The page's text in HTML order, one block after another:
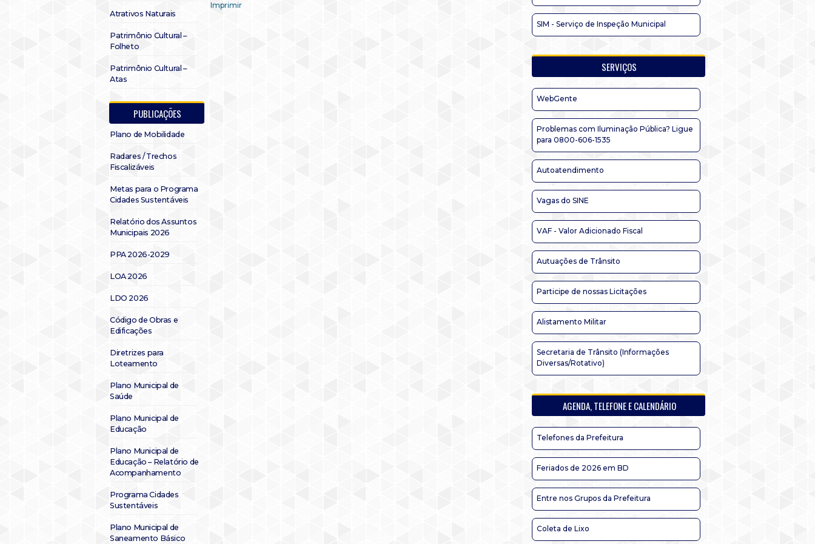
Atrativos Naturais
Patrimônio Cultural –
Folheto
Patrimônio Cultural –
Atas
PUBLICAÇÕES
Plano de Mobilidade
Radares / Trechos
Fiscalizáveis
Metas para o Programa
Cidades Sustentáveis
Relatório dos Assuntos
Municipais 2026
PPA 2026-2029
LOA 2026
LDO 2026
Código de Obras e
Edificações
Diretrizes para
Loteamento
Plano Municipal de
Saúde
Plano Municipal de
Educação
Plano Municipal de
Educação – Relatório de
Acompanhamento
Programa Cidades
Sustentáveis
Plano Municipal de
Saneamento Básico
Imprimir
SIM - Serviço de Inspeção Municipal
SERVIÇOS
WebGente
Problemas com Iluminação Pública? Ligue
para 0800-606-1535
Autoatendimento
Vagas do SINE
VAF - Valor Adicionado Fiscal
Autuações de Trânsito
Participe de nossas Licitações
Alistamento Militar
Secretaria de Trânsito (Informações
Diversas/Rotativo)
AGENDA, TELEFONE E CALENDÁRIO
Telefones da Prefeitura
Feriados de 2026 em BD
Entre nos Grupos da Prefeitura
Coleta de Lixo